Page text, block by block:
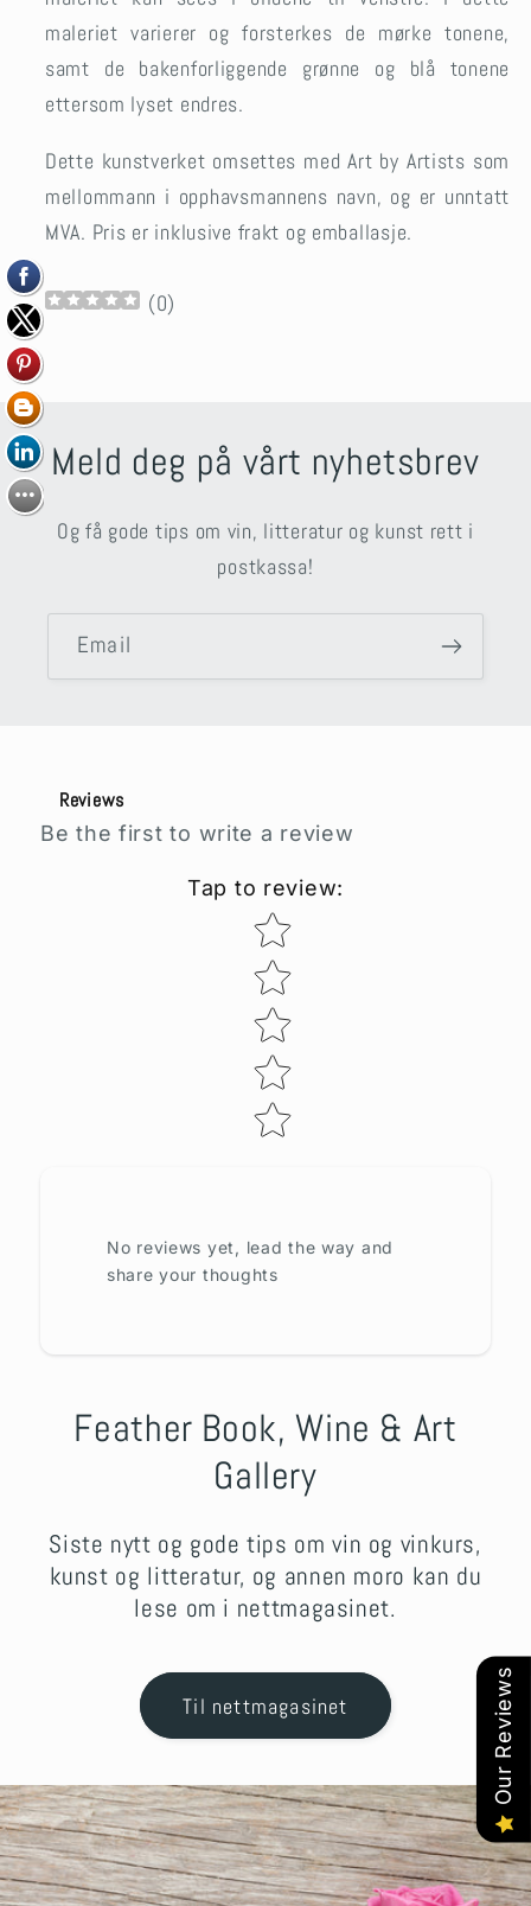
maleriet varierer og forsterkes de mørke tonene,
samt de bakenforliggende grønne og blå tonene
ettersom lyset endres.
Dette kunstverket omsettes med Art by Artists som
mellommann i opphavsmannens navn, og er unntatt
MVA. Pris er inklusive frakt og emballasje.
(0)
Meld deg på vårt nyhetsbrev
Og få gode tips om vin, litteratur og kunst rett i
postkassa!
Email
Reviews
Be the first to write a review
Tap to review:
Star rating
No reviews yet, lead the way and
share your thoughts
Feather Book, Wine & Art
Gallery
Siste nytt og gode tips om vin og vinkurs,
kunst og litteratur, og annen moro kan du
lese om i nettmagasinet.
Til nettmagasinet Our Reviews